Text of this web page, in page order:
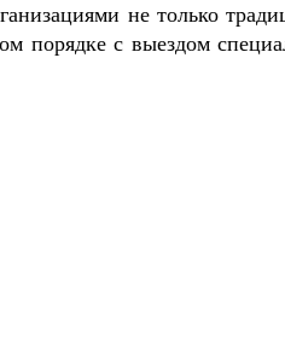
не только
порядке с выездом